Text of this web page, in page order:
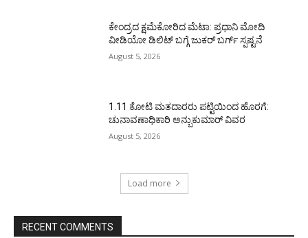
ಕೇಂದ್ರದ ಕ್ಷಮೆಕೋರಿದ ಮೆಟಾ: ಪ್ರಧಾನಿ ಮೋದಿ
ವೀಡಿಯೋ ಡಿಲಿಟ್ ಬಗ್ಗೆ ಜುಕರ್ ಬರ್ಗ್ ಸ್ಪಷ್ಟನೆ
August 5, 2026
1.11 ಕೋಟಿ ಮತದಾರರು ಪಟ್ಟಿಯಿಂದ ಹೊರಗೆ:
ಚುನಾವಣಾಧಿಕಾರಿ ಅನ್ಬುಕುಮಾರ್ ವಿವರ
August 5, 2026
Load more
RECENT COMMENTS